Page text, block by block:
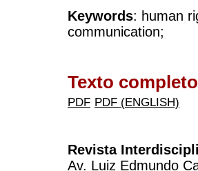
Keywords: human
communication;
Texto
PDF PDF (ENGLISH)
Revista
Av. Luiz Edmundo